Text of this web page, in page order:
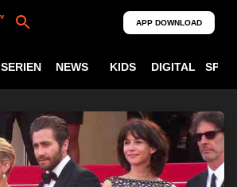
APP DOWNLOAD
SERIEN NEWS KIDS DIGITAL